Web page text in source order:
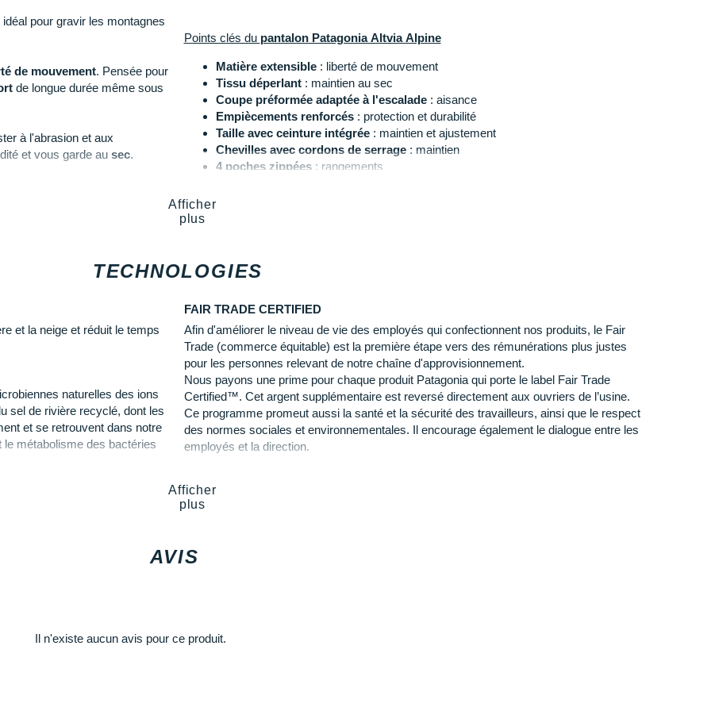
pour gravir les montagnes
de mouvement. Pensée pour
de longue durée même sous
à l'abrasion et aux
et vous garde au sec.
Points clés du pantalon Patagonia Altvia Alpine
Matière extensible: liberté de mouvement
Tissu déperlant: maintien au sec
Coupe préformée adaptée à l'escalade: aisance
Empiècements renforcés: protection et durabilité
Taille avec ceinture intégrée: maintien et ajustement
Chevilles avec cordons de serrage: maintien
4 poches zippées: rangements
Fair Trade Certified
Coloris: bleu marine, bleu gris et bleu
Les autres produitsPatagonia
Afficher
plus
TECHNOLOGIES
et la neige et réduit le temps
naturelles des ions
sel de rivière recyclé, dont les
et se retrouvent dans notre
le métabolisme des bactéries
FAIR TRADE CERTIFIED
Afin d'améliorer le niveau de vie des employés qui confectionnent nos produits, le Fair
Trade (commerce équitable) est la première étape vers des rémunérations plus justes
pour les personnes relevant de notre chaîne d'approvisionnement.
Nous payons une prime pour chaque produit Patagonia qui porte le label Fair Trade
Certified™. Cet argent supplémentaire est reversé directement aux ouvriers de l’usine.
Ce programme promeut aussi la santé et la sécurité des travailleurs, ainsi que le respect
des normes sociales et environnementales. Il encourage également le dialogue entre les
employés et la direction.
Au moins 1 % des ventes sert à aider des centaines d'organisations environnementales
à travers le monde, afin qu'elles puissent rester vigilantes et préserver ce qui est
Afficher
plus
AVIS
Il n'existe aucun avis pour ce produit.